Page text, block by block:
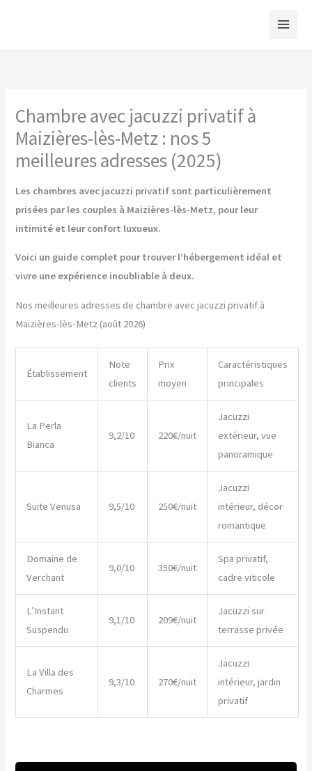
Chambre avec jacuzzi privatif à
Maizières-lès-Metz : nos 5
meilleures adresses (2025)
Les chambres avec jacuzzi privatif sont particulièrement
prisées par les couples à Maizières-lès-Metz, pour leur
intimité et leur confort luxueux.
Voici un guide complet pour trouver l’hébergement idéal et
vivre une expérience inoubliable à deux.
Nos meilleures adresses de chambre avec jacuzzi privatif à
Maizières-lès-Metz (août 2026)
Établissement
Note
clients
Prix
moyen
Caractéristiques
principales
La Perla
Bianca
9,2/10 220€/nuit
Jacuzzi
extérieur, vue
panoramique
Suite Venusa 9,5/10 250€/nuit
Jacuzzi
intérieur, décor
romantique
Domaine de
Verchant
9,0/10 350€/nuit
Spa privatif,
cadre viticole
L’Instant
Suspendu
9,1/10 209€/nuit
Jacuzzi sur
terrasse privée
La Villa des
Charmes
9,3/10 270€/nuit
Jacuzzi
intérieur, jardin
privatif